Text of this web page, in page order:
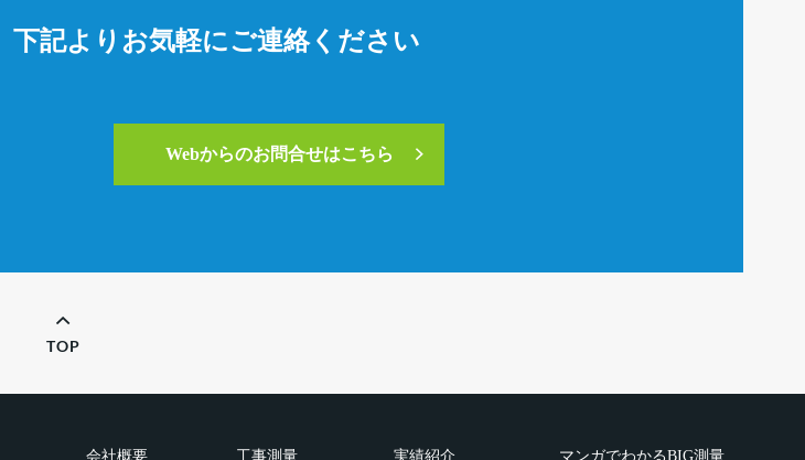
下記よりお気軽にご連絡ください
Webからのお問合せはこちら
TOP
会社概要 工事測量 実績紹介 マンガでわかるBIG測量